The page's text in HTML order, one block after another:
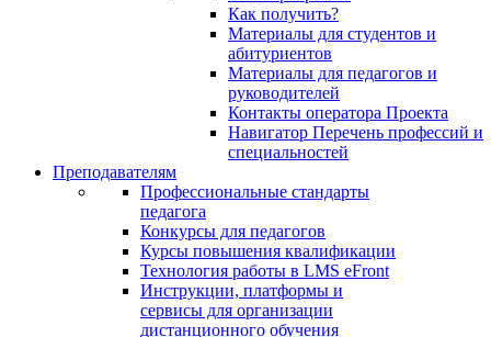
Как получить?
Материалы для студентов и
абитуриентов
Материалы для педагогов и
руководителей
Контакты оператора Проекта
Навигатор Перечень профессий и
специальностей
Преподавателям
Профессиональные стандарты
педагога
Конкурсы для педагогов
Курсы повышения квалификации
Технология работы в LMS eFront
Инструкции, платформы и
сервисы для организации
дистанционного обучения